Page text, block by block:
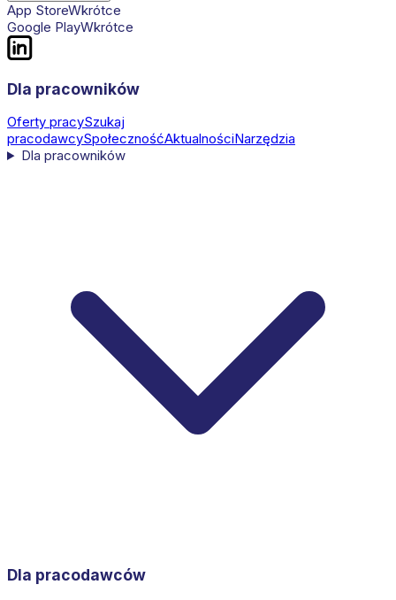
App StoreWkrótce
Google PlayWkrótce
Dla pracowników
Oferty pracySzukaj
pracodawcySpołecznośćAktualnościNarzędzia
Dla pracowników
Dla pracodawców